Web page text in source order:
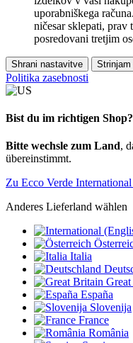
uporabniškega
ničesar sklepati,
posredovani tretjim
Shrani nastavitve Strinjam
Politika zasebnosti
Bist du im richtigen Shop?
Bitte wechsle zum Land,
übereinstimmt.
Zu Ecco Verde
Anderes Lieferland wählen
Italia
España
Slovenija
France
România